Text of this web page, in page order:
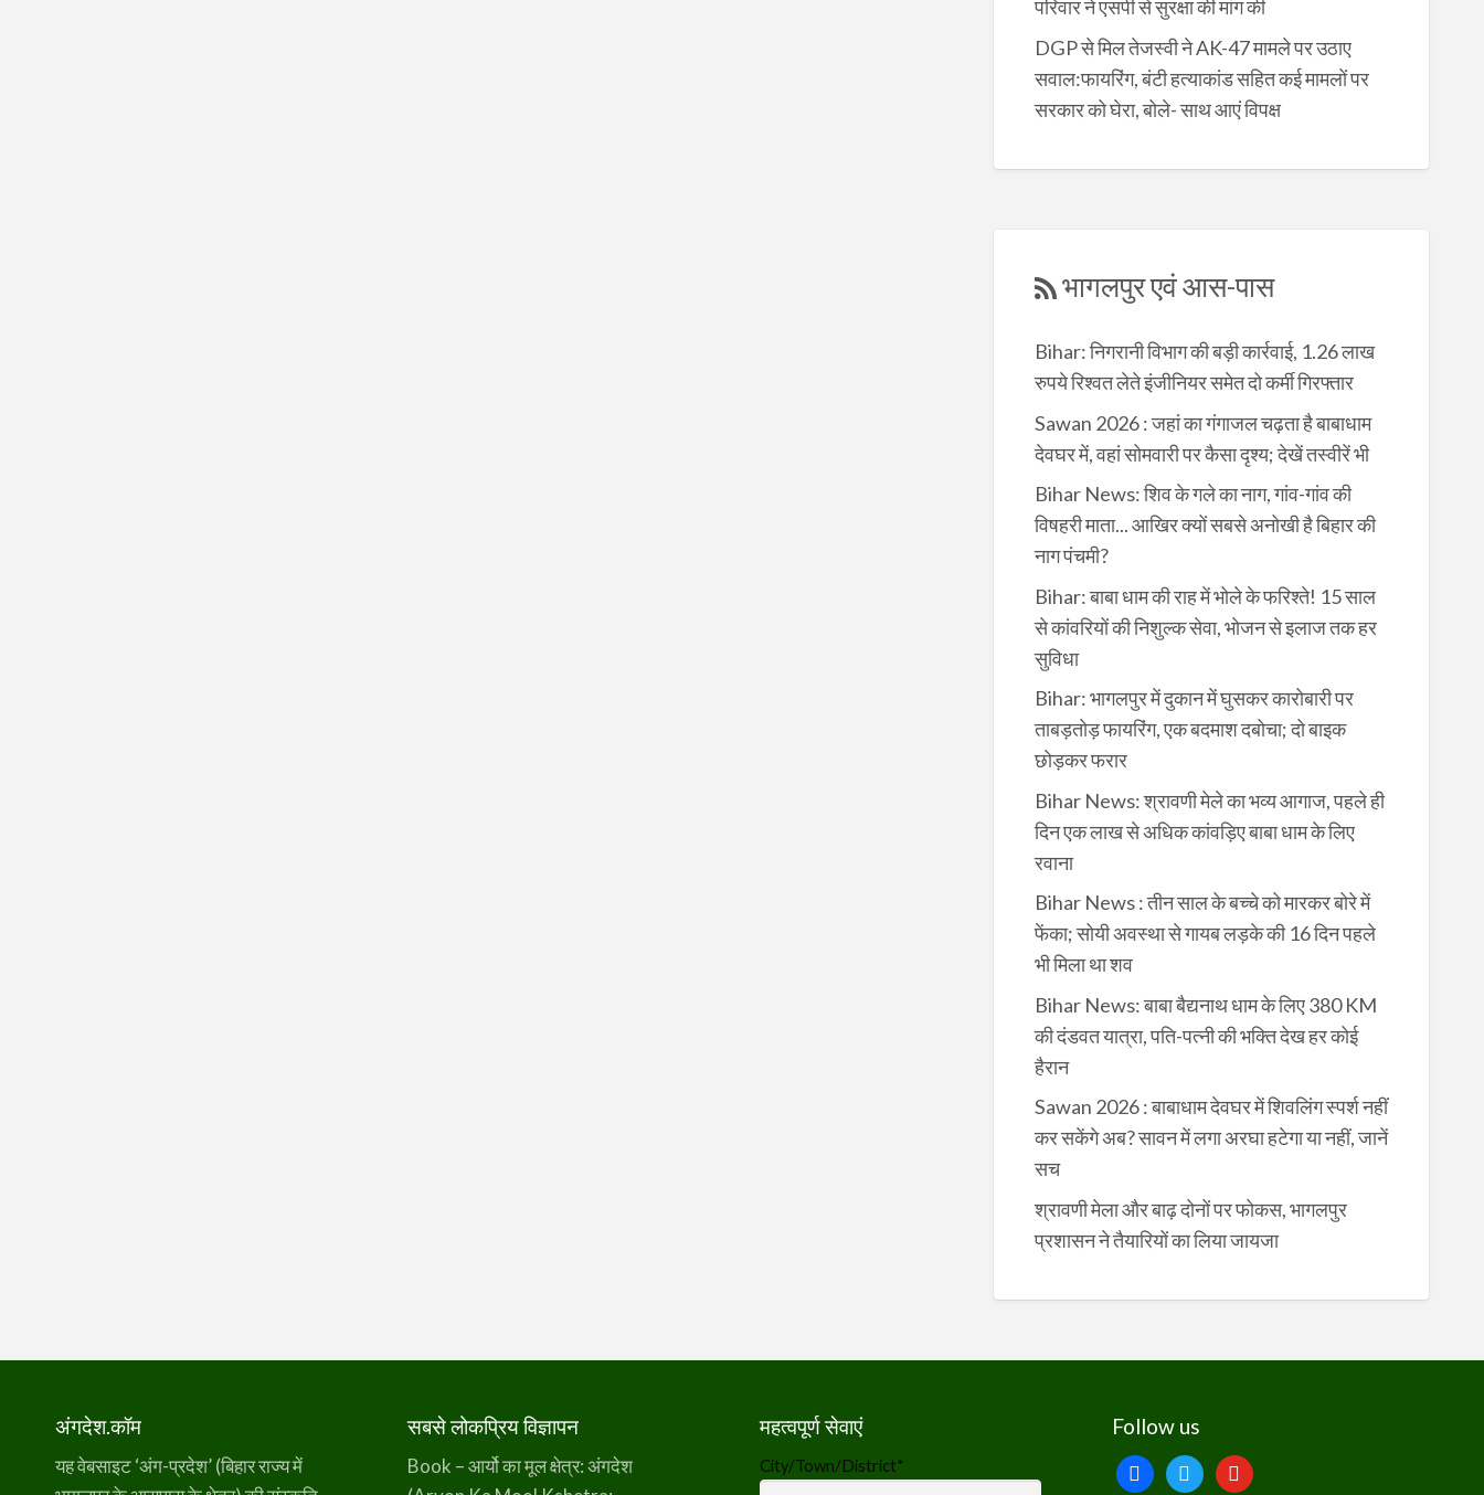
परिवार ने एसपी से सुरक्षा की मांग की
DGP से मिल तेजस्वी ने AK-47 मामले पर उठाए
सवाल:फायरिंग, बंटी हत्याकांड सहित कई मामलों पर
सरकार को घेरा, बोले- साथ आएं विपक्ष
भागलपुर एवं आस-पास
Bihar: निगरानी विभाग की बड़ी कार्रवाई, 1.26 लाख
रुपये रिश्वत लेते इंजीनियर समेत दो कर्मी गिरफ्तार
Sawan 2026 : जहां का गंगाजल चढ़ता है बाबाधाम
देवघर में, वहां सोमवारी पर कैसा दृश्य; देखें तस्वीरें भी
Bihar News: शिव के गले का नाग, गांव-गांव की
विषहरी माता... आखिर क्यों सबसे अनोखी है बिहार की
नाग पंचमी?
Bihar: बाबा धाम की राह में भोले के फरिश्ते! 15 साल
से कांवरियों की निशुल्क सेवा, भोजन से इलाज तक हर
सुविधा
Bihar: भागलपुर में दुकान में घुसकर कारोबारी पर
ताबड़तोड़ फायरिंग, एक बदमाश दबोचा; दो बाइक
छोड़कर फरार
Bihar News: श्रावणी मेले का भव्य आगाज, पहले ही
दिन एक लाख से अधिक कांवड़िए बाबा धाम के लिए
रवाना
Bihar News : तीन साल के बच्चे को मारकर बोरे में
फेंका; सोयी अवस्था से गायब लड़के की 16 दिन पहले
भी मिला था शव
Bihar News: बाबा बैद्यनाथ धाम के लिए 380 KM
की दंडवत यात्रा, पति-पत्नी की भक्ति देख हर कोई
हैरान
Sawan 2026 : बाबाधाम देवघर में शिवलिंग स्पर्श नहीं
कर सकेंगे अब? सावन में लगा अरघा हटेगा या नहीं, जानें
सच
श्रावणी मेला और बाढ़ दोनों पर फोकस, भागलपुर
प्रशासन ने तैयारियों का लिया जायजा
अंगदेश.कॉम
यह वेबसाइट ‘अंग-प्रदेश’ (बिहार राज्य में
सबसे लोकप्रिय विज्ञापन
Book – आर्यो का मूल क्षेत्र: अंगदेश
महत्वपूर्ण सेवाएं
City/Town/District*
Follow us
facebooktwitteryoutube